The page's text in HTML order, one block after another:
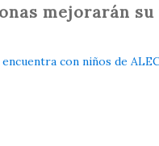
mejorarán
con niños de